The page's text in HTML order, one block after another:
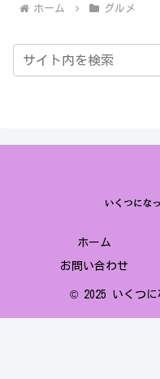
ホーム グルメ
ホーム
お問い合わせ
© 2025 いくつに